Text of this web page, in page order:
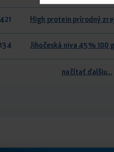
High protein prírodný
Jihočeská niva 45% 100 g
načítať ďalšiu...